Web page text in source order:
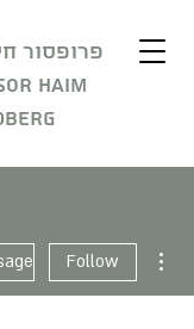
פרופסור
Haim
Follow